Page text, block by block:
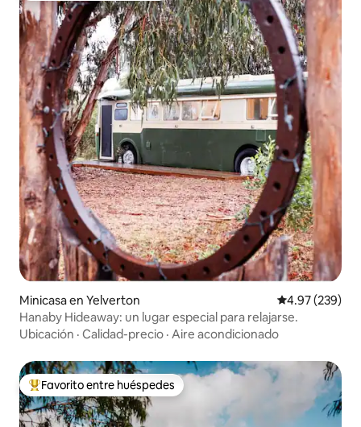
Minicasa en Yelverton Calificación
4.97 (239)
Hanaby Hideaway: un lugar especial para relajarse.
Ubicación · Calidad-precio · Aire acondicionado
Favorito entre huéspedes preferido
Favorito entre huéspedes